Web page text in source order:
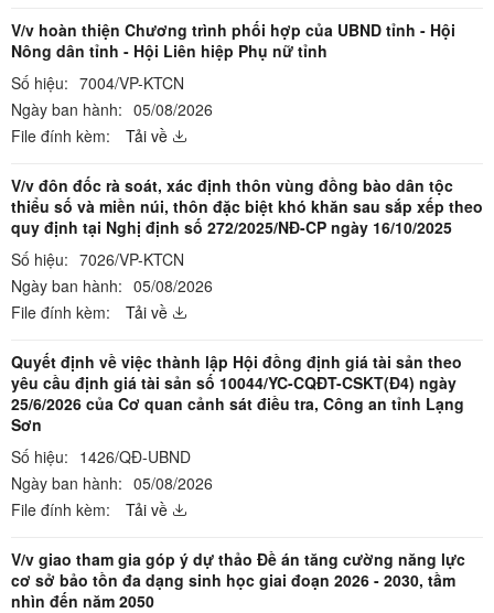
V/v hoàn thiện Chương trình phối hợp của UBND tỉnh - Hội
Nông dân tỉnh - Hội Liên hiệp Phụ nữ tỉnh
Số hiệu: 7004/VP-KTCN
Ngày ban hành: 05/08/2026
File đính kèm:
Tải về
V/v đôn đốc rà soát, xác định thôn vùng đồng bào dân tộc
thiểu số và miền núi, thôn đặc biệt khó khăn sau sắp xếp theo
quy định tại Nghị định số 272/2025/NĐ-CP ngày 16/10/2025
Số hiệu: 7026/VP-KTCN
Ngày ban hành: 05/08/2026
File đính kèm:
Tải về
Quyết định về việc thành lập Hội đồng định giá tài sản theo
yêu cầu định giá tài sản số 10044/YC-CQĐT-CSKT(Đ4) ngày
25/6/2026 của Cơ quan cảnh sát điều tra, Công an tỉnh Lạng
Sơn
Số hiệu: 1426/QĐ-UBND
Ngày ban hành: 05/08/2026
File đính kèm:
Tải về
V/v giao tham gia góp ý dự thảo Đề án tăng cường năng lực
cơ sở bảo tồn đa dạng sinh học giai đoạn 2026 - 2030, tầm
nhìn đến năm 2050